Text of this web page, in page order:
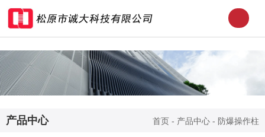
产品中心 首页 - 产品中心 - 防爆操作柱